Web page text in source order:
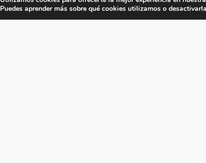
Puedes aprender más sobre qué cookies utilizamos o